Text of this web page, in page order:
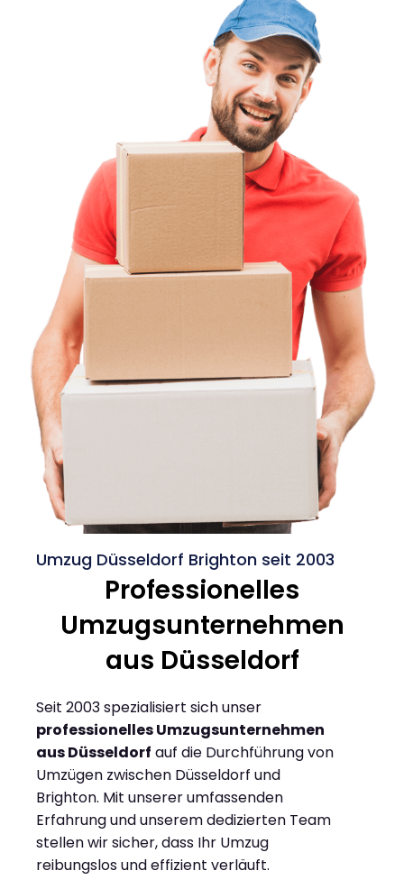
Umzug Düsseldorf Brighton seit 2003
Professionelles
Umzugsunternehmen
aus Düsseldorf
Seit 2003 spezialisiert sich unser
professionelles Umzugsunternehmen
aus Düsseldorf auf die Durchführung von
Umzügen zwischen Düsseldorf und
Brighton. Mit unserer umfassenden
Erfahrung und unserem dedizierten Team
stellen wir sicher, dass Ihr Umzug
reibungslos und effizient verläuft.